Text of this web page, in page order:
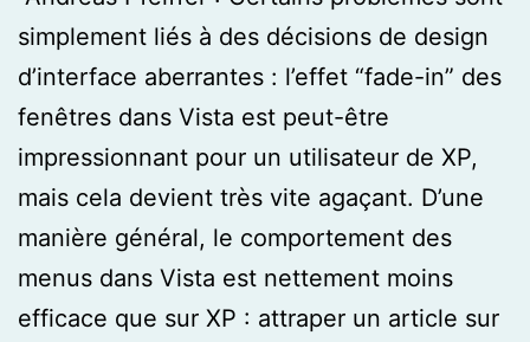
simplement liés à des décisions de design
d’interface aberrantes : l’effet “fade-in” des
fenêtres dans Vista est peut-être
impressionnant pour un utilisateur de XP,
mais cela devient très vite agaçant. D’une
manière général, le comportement des
menus dans Vista est nettement moins
efficace que sur XP : attraper un article sur